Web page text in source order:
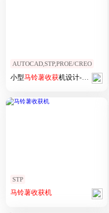
AUTOCAD,STP,PROE/CREO
小型马铃薯收获机设计-土豆挖掘
STP
马铃薯收获机